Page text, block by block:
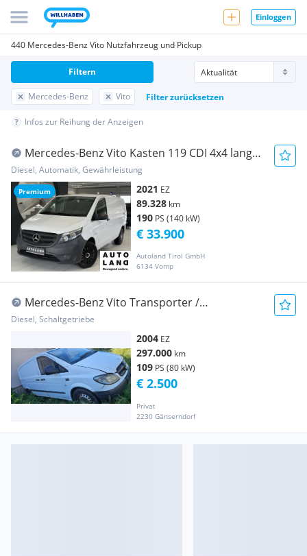
Einloggen
440 Mercedes-Benz Vito Nutzfahrzeug und Pickup
Mercedes-Benz Vito Filter zurücksetzen
Filtern
Infos zur Reihung der Anzeigen
Premium
Mercedes-Benz Vito Kasten 119 CDI 4x4 lang
Transporter / Kastenwagen
Diesel, Automatik, Gewährleistung
2021 EZ
89.328 km
190 PS (140 kW)
Autoland Tirol GmbH
6134 Vomp
€ 33.900
Mercedes-Benz Vito Transporter /
Kastenwagen
Diesel, Schaltgetriebe
2004 EZ
297.000 km
109 PS (80 kW)
Privat
2230 Gänserndorf
€ 2.500